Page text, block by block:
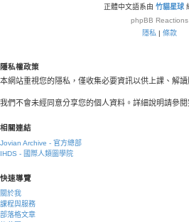
正體中文語系由 竹貓星球
phpBB Reactions
隱私 | 條款
隱私權政策
本網站重視您的隱私，僅收集必要資訊以供上課、解
我們不會未經同意分享您的個人資料。詳細說明請參
相關連結
Jovian Archive - 官方總部
IHDS - 國際人類圖學院
快速導覽
關於我
課程與服務
部落格文章